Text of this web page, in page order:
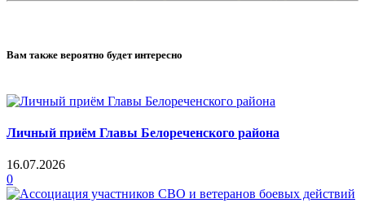
Вам также вероятно будет интересно
Личный приём Главы Белореченского района
16.07.2026
0